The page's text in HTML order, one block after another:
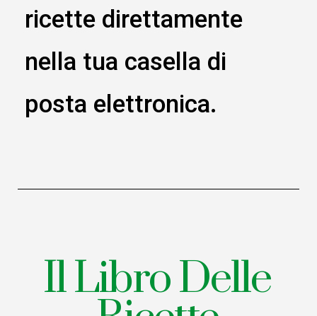
ricette direttamente
nella tua casella di
posta elettronica.
Il Libro Delle